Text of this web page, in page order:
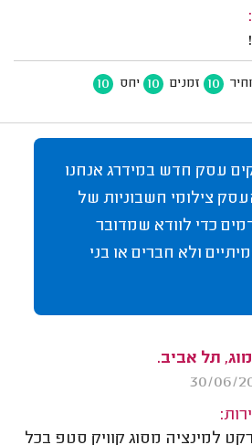
10 זמנים 10 יחס 10
עסק חדש במידרג אנחנו
צילומי חשבוניות של
כדי לוודא שמדובר
ולא חברים או בני
תל אביב.
למינציה מסוג קוויק סטפ בכל